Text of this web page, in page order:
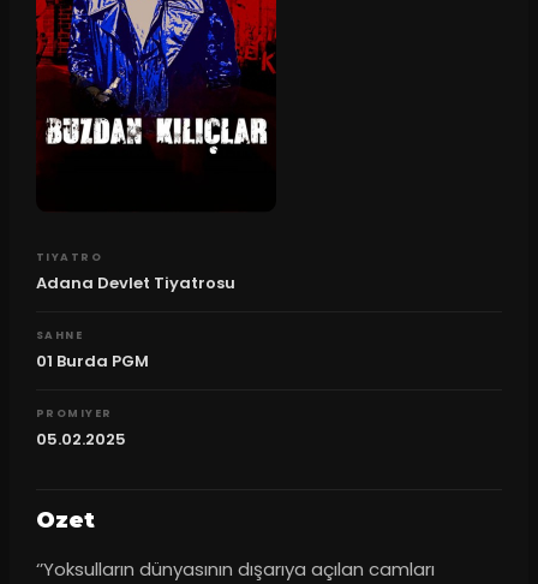
TIYATRO
Adana Devlet Tiyatrosu
SAHNE
01 Burda PGM
PROMIYER
05.02.2025
Ozet
‘’Yoksulların dünyasının dışarıya açılan camları